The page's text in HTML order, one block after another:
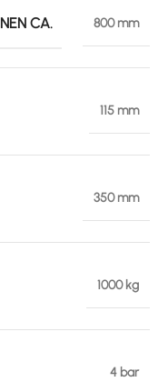
CA. 800 mm
115 mm
350 mm
1000 kg
4 bar